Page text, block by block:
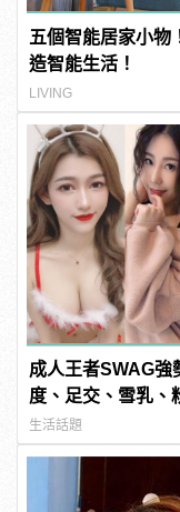
五個智能居家小物
造智能生活！
LIVING
成人王者SWAG
度、足交、雪乳、
連結！ |
生活話題